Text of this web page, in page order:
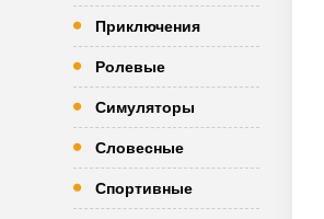
Приключения
Ролевые
Симуляторы
Словесные
Спортивные